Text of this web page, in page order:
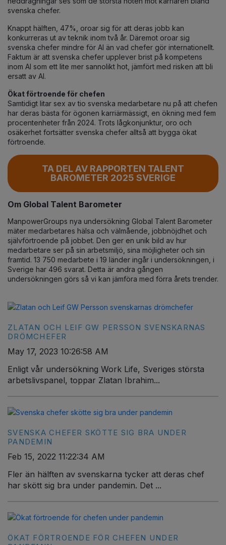
svenska chefer.
Knappt hälften, 47%, oroar sig för att deras jobb kan
konkurreras ut av teknik inom två år. Däremot oroar sig
svenska chefer mindre för AI än vad chefer gör internationellt.
Faktum är att svenska chefer upplever brist på kompetens
inom AI som ett lite mer sannolikt hot, jämfört med risken att bli
ersatt av AI.
Ökat förtroende för chefen
Samtidigt litar sex av tio svenska medarbetare nu på att chefen
har deras bästa för ögonen karriärmässigt, en ökning med fem
procentenheter från 2024. Trots lågkonjunktur, oro och
osäkerhet fortsätter svenska chefer alltså att bygga ökat
förtroende.
TA DEL AV RAPPORTEN TALENT
BAROMETER 2025 SVERIGE
Om Global Talent Barometer
ManpowerGroups nya undersökning Global Talent Barometer
mäter medarbetares hälsa och välmående, jobbnöjdhet och
självförtroende på jobbet. Den ger en unik bild av hur
medarbetare ser på sin arbetsmiljö, sina möjligheter och sin
framtid. 13 750 medarbete i 19 länder ingår i undersökningen, i
Sverige har 496 svarat. Detta är andra gången
undersökningen görs så vi kan jämföra med förra årets trender.
ZLATAN OCH LEIF GW PERSSON SVENSKARNAS
DRÖMCHEFER
May 17, 2023 10:26:58 AM
Enligt vår undersökning Work Life, Sveriges största
arbetslivspanel, toppar Zlatan Ibrahim...
SVENSKA CHEFER SKÖTTE SIG BRA UNDER
PANDEMIN
Feb 15, 2022 11:22:34 AM
Fler än hälften av svenskarna tycker att deras chef
har skött sig bra under pandemin. Det ...
ÖKAT FÖRTROENDE FÖR CHEFEN UNDER